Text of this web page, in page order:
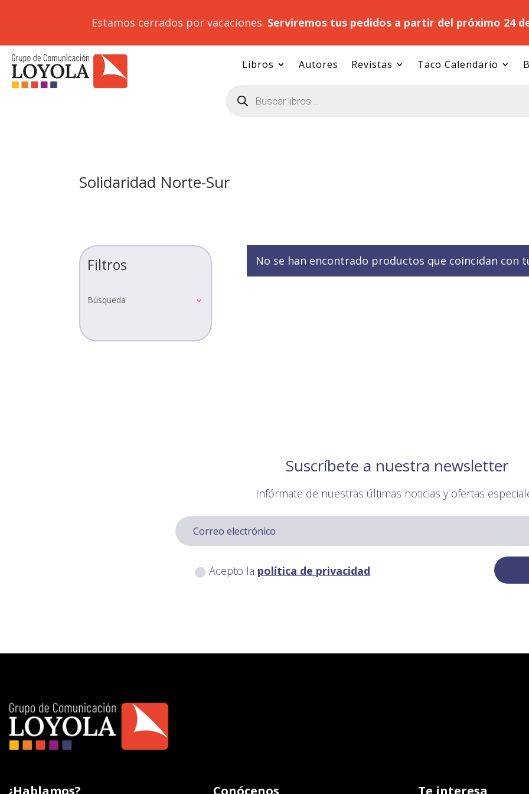
Estamos cerrados por vacaciones. Serviremos tus pedidos a partir del próximo 24
Libros Autores Revistas Taco Calendario
productos
Solidaridad Norte-Sur
Filtros
Búsqueda
No se han encontrado productos que coincidan con
Suscríbete a nuestra newsletter
Infórmate de nuestras últimas noticias y ofertas
Acepto la política de privacidad